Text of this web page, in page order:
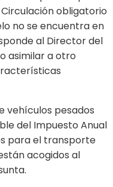
obligatorio
no se encuentra en
al Director del
asimilar a otro
vehículos pesados
del Impuesto Anual
para el transporte
acogidos al